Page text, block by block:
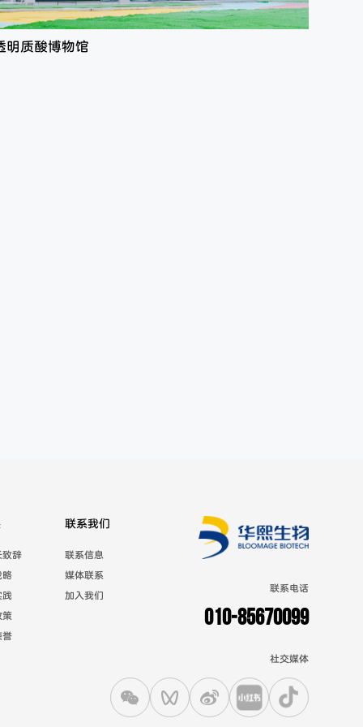
明质酸博物馆
辞
略
践
策
誉
联系我们
联系信息
媒体联系
加入我们
联系电话
010-85670099
社交媒体